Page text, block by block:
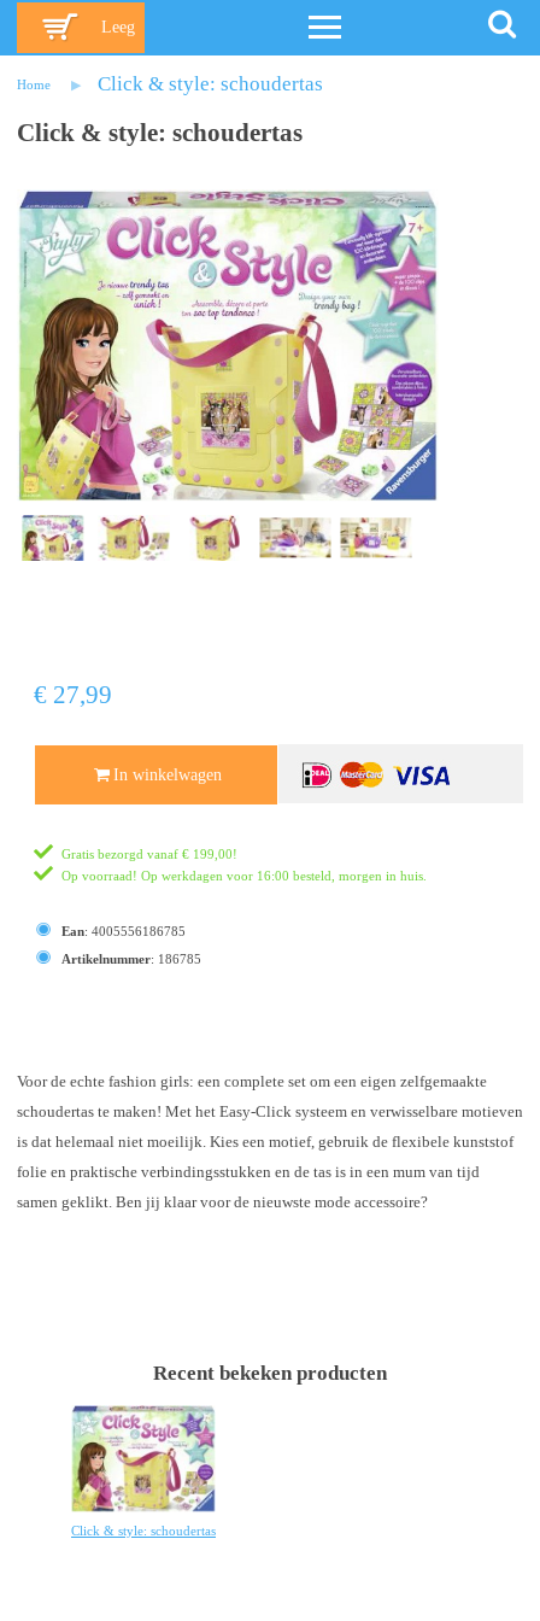
Leeg
Home Click & style: schoudertas
Click & style: schoudertas
€ 27,99
In winkelwagen
Gratis bezorgd vanaf € 199,00!
Op voorraad! Op werkdagen voor 16:00 besteld, morgen in huis.
Ean: 4005556186785
Artikelnummer: 186785
Voor de echte fashion girls: een complete set om een eigen zelfgemaakte
schoudertas te maken! Met het Easy-Click systeem en verwisselbare motieven
is dat helemaal niet moeilijk. Kies een motief, gebruik de flexibele kunststof
folie en praktische verbindingsstukken en de tas is in een mum van tijd
samen geklikt. Ben jij klaar voor de nieuwste mode accessoire?
Recent bekeken producten
Click & style: schoudertas